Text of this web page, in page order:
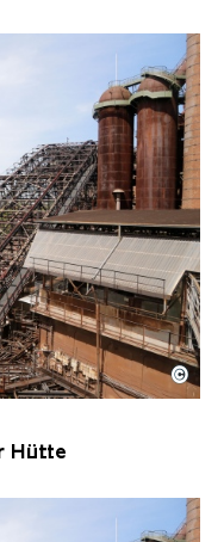
Hütte mit
Hütte | Karl
©
Hütte